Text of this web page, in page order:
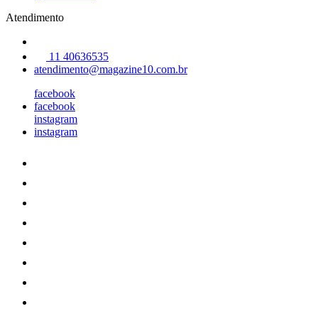
Atendimento
11 40636535
atendimento@magazine10.com.br
facebook
facebook
instagram
instagram